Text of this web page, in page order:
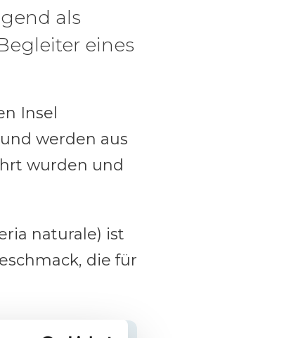
als
eines
Insel
werden aus
wurden und
naturale) ist
die für